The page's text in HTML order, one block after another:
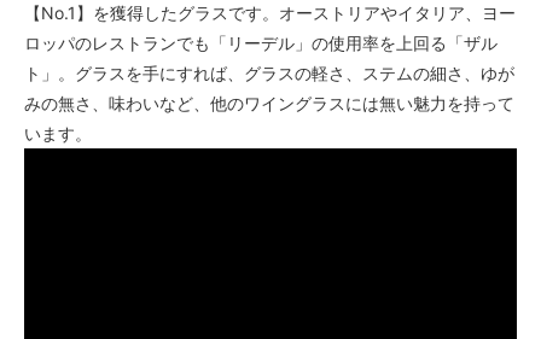
【No.1】を獲得したグラスです。オーストリアやイタリア、ヨー
ロッパのレストランでも「リーデル」の使用率を上回る「ザル
ト」。グラスを手にすれば、グラスの軽さ、ステムの細さ、ゆが
みの無さ、味わいなど、他のワイングラスには無い魅力を持って
います。